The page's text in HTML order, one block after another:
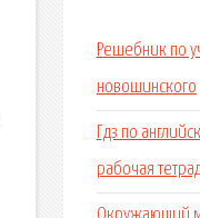
Решебник по
новошинского
Гдз по
рабочая